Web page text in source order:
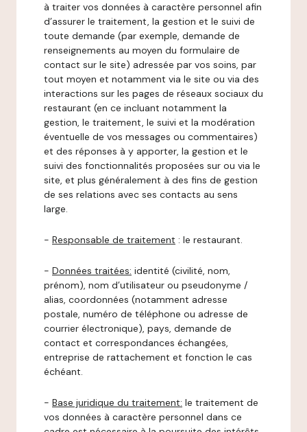
à traiter vos données à caractère personnel afin
d’assurer le traitement, la gestion et le suivi de
toute demande (par exemple, demande de
renseignements au moyen du formulaire de
contact sur le site) adressée par vos soins, par
tout moyen et notamment via le site ou via des
interactions sur les pages de réseaux sociaux du
restaurant (en ce incluant notamment la
gestion, le traitement, le suivi et la modération
éventuelle de vos messages ou commentaires)
et des réponses à y apporter, la gestion et le
suivi des fonctionnalités proposées sur ou via le
site, et plus généralement à des fins de gestion
de ses relations avec ses contacts au sens
large.
- Responsable de traitement : le restaurant.
- Données traitées: identité (civilité, nom,
prénom), nom d’utilisateur ou pseudonyme /
alias, coordonnées (notamment adresse
postale, numéro de téléphone ou adresse de
courrier électronique), pays, demande de
contact et correspondances échangées,
entreprise de rattachement et fonction le cas
échéant.
- Base juridique du traitement: le traitement de
vos données à caractère personnel dans ce